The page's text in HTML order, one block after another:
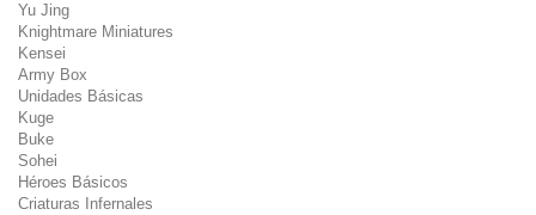
Yu Jing
Knightmare Miniatures
Kensei
Army Box
Unidades Básicas
Kuge
Buke
Sohei
Héroes Básicos
Criaturas Infernales